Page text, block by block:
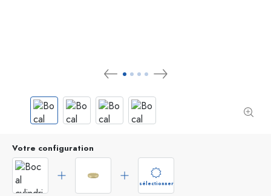
Votre configuration
sélectionner